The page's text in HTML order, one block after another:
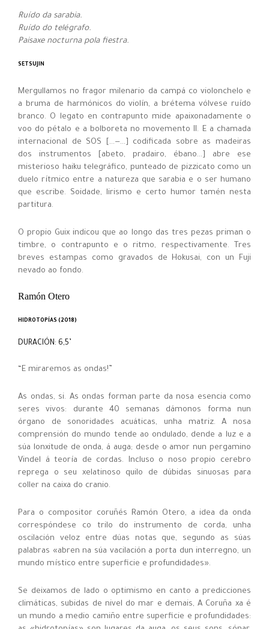
Ruído da sarabia.
Ruído do telégrafo.
Paisaxe nocturna pola fiestra.
SETSUJIN
Mergullamos no fragor milenario da campá co violonchelo e
a bruma de harmónicos do violín, a brétema vólvese ruído
branco. O legato en contrapunto mide apaixonadamente o
voo do pétalo e a bolboreta no movemento II. E a chamada
internacional de SOS […—…] codificada sobre as madeiras
dos instrumentos [abeto, pradairo, ébano…] abre ese
misterioso haiku telegráfico, punteado de pizzicato como un
duelo rítmico entre a natureza que sarabia e o ser humano
que escribe. Soidade, lirismo e certo humor tamén nesta
partitura.
O propio Guix indicou que ao longo das tres pezas priman o
timbre, o contrapunto e o ritmo, respectivamente. Tres
breves estampas como gravados de Hokusai, con un Fuji
nevado ao fondo.
Ramón Otero
HIDROTOPÍAS (2018)
DURACIÓN: 6,5’
“E miraremos as ondas!”
As ondas, si. As ondas forman parte da nosa esencia como
seres vivos: durante 40 semanas dámonos forma nun
órgano de sonoridades acuáticas, unha matriz. A nosa
comprensión do mundo tende ao ondulado, dende a luz e a
súa lonxitude de onda, á auga; desde o amor nun pergamino
Vindel á teoría de cordas. Incluso o noso propio cerebro
reprega o seu xelatinoso quilo de dúbidas sinuosas para
coller na caixa do cranio.
Para o compositor coruñés Ramón Otero, a idea da onda
correspóndese co trilo do instrumento de corda, unha
oscilación veloz entre dúas notas que, segundo as súas
palabras «abren na súa vacilación a porta dun interregno, un
mundo místico entre superficie e profundidades».
Se deixamos de lado o optimismo en canto a predicciones
climáticas, subidas de nivel do mar e demais, A Coruña xa é
un mundo a medio camiño entre superficie e profundidades: